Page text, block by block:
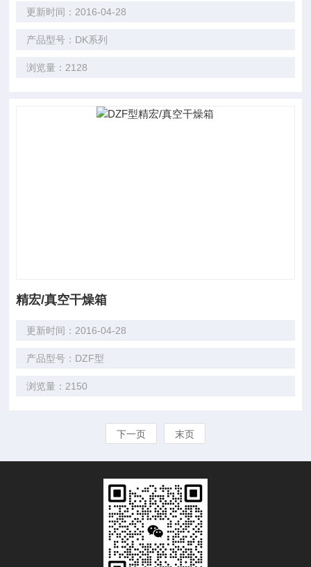
更新时间：2016-04-28
产品型号：DK系列
浏览量：2128
精宏/真空干燥箱
更新时间：2016-04-28
产品型号：DZF型
浏览量：2150
下一页 末页